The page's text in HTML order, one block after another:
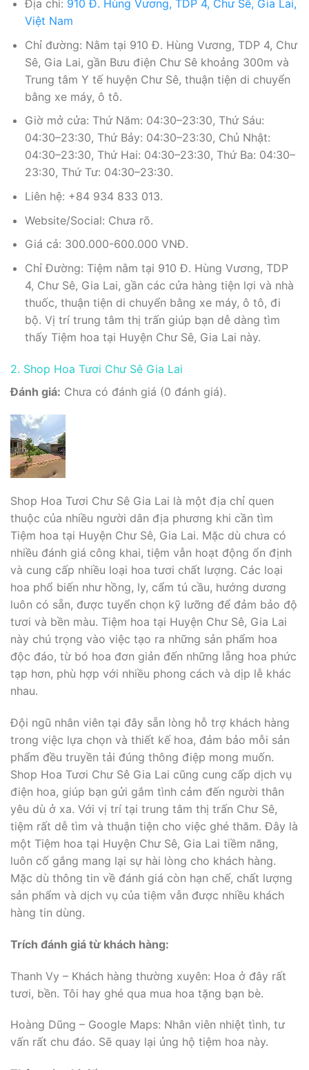
Địa chỉ: 910 Đ. Hùng Vương, TDP 4, Chư Sê, Gia Lai,
Việt Nam
Chỉ đường: Nằm tại 910 Đ. Hùng Vương, TDP 4, Chư
Sê, Gia Lai, gần Bưu điện Chư Sê khoảng 300m và
Trung tâm Y tế huyện Chư Sê, thuận tiện di chuyển
bằng xe máy, ô tô.
Giờ mở cửa: Thứ Năm: 04:30–23:30, Thứ Sáu:
04:30–23:30, Thứ Bảy: 04:30–23:30, Chủ Nhật:
04:30–23:30, Thứ Hai: 04:30–23:30, Thứ Ba: 04:30–
23:30, Thứ Tư: 04:30–23:30.
Liên hệ: +84 934 833 013.
Website/Social: Chưa rõ.
Giá cả: 300.000-600.000 VNĐ.
Chỉ Đường: Tiệm nằm tại 910 Đ. Hùng Vương, TDP
4, Chư Sê, Gia Lai, gần các cửa hàng tiện lợi và nhà
thuốc, thuận tiện di chuyển bằng xe máy, ô tô, đi
bộ. Vị trí trung tâm thị trấn giúp bạn dễ dàng tìm
thấy Tiệm hoa tại Huyện Chư Sê, Gia Lai này.
2. Shop Hoa Tươi Chư Sê Gia Lai
Đánh giá: Chưa có đánh giá (0 đánh giá).
Shop Hoa Tươi Chư Sê Gia Lai là một địa chỉ quen
thuộc của nhiều người dân địa phương khi cần tìm
Tiệm hoa tại Huyện Chư Sê, Gia Lai. Mặc dù chưa có
nhiều đánh giá công khai, tiệm vẫn hoạt động ổn định
và cung cấp nhiều loại hoa tươi chất lượng. Các loại
hoa phổ biến như hồng, ly, cẩm tú cầu, hướng dương
luôn có sẵn, được tuyển chọn kỹ lưỡng để đảm bảo độ
tươi và bền màu. Tiệm hoa tại Huyện Chư Sê, Gia Lai
này chú trọng vào việc tạo ra những sản phẩm hoa
độc đáo, từ bó hoa đơn giản đến những lẵng hoa phức
tạp hơn, phù hợp với nhiều phong cách và dịp lễ khác
nhau.
Đội ngũ nhân viên tại đây sẵn lòng hỗ trợ khách hàng
trong việc lựa chọn và thiết kế hoa, đảm bảo mỗi sản
phẩm đều truyền tải đúng thông điệp mong muốn.
Shop Hoa Tươi Chư Sê Gia Lai cũng cung cấp dịch vụ
điện hoa, giúp bạn gửi gắm tình cảm đến người thân
yêu dù ở xa. Với vị trí tại trung tâm thị trấn Chư Sê,
tiệm rất dễ tìm và thuận tiện cho việc ghé thăm. Đây là
một Tiệm hoa tại Huyện Chư Sê, Gia Lai tiềm năng,
luôn cố gắng mang lại sự hài lòng cho khách hàng.
Mặc dù thông tin về đánh giá còn hạn chế, chất lượng
sản phẩm và dịch vụ của tiệm vẫn được nhiều khách
hàng tin dùng.
Trích đánh giá từ khách hàng:
Thanh Vy – Khách hàng thường xuyên: Hoa ở đây rất
tươi, bền. Tôi hay ghé qua mua hoa tặng bạn bè.
Hoàng Dũng – Google Maps: Nhân viên nhiệt tình, tư
vấn rất chu đáo. Sẽ quay lại ủng hộ tiệm hoa này.